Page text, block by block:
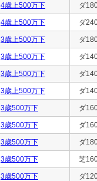
4歳上500万下 ダ
4歳上500万下 ダ
3歳上500万下 ダ
3歳上500万下 ダ
3歳上500万下 ダ
3歳上500万下 ダ
3歳500万下 ダ
3歳500万下 ダ
3歳500万下 ダ
3歳500万下 芝
3歳500万下 ダ